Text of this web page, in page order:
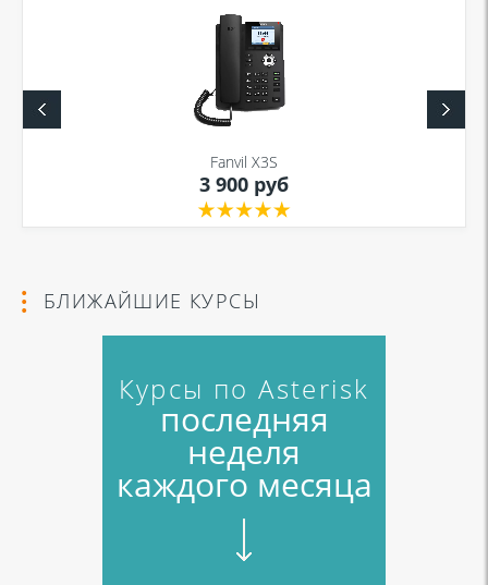
Fanvil X3S
3 900 руб
БЛИЖАЙШИЕ КУРСЫ
Курсы по Asterisk
последняя
неделя
каждого месяца